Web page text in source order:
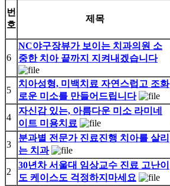
번
호
제목
6
NC야구장뷰가 보이는 치과의원 소
중한 치아 끝까지 지켜내겠습니다
5
치아성형, 미백치료 자연스럽고 조화
로운 미소를 만들어드립니다
4
자신감 있는, 아름다운 미소 라미네
이트 미용치료
3
분과별 전문가 진료진행 치아를 살리
는 치과
2
30년차 서울대 임상교수 진료 고난이
도 케이스도 걱정하지마세요